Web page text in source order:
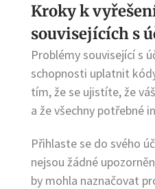
Kroky k
souvisejících s
Problémy související s
schopnosti uplatnit
tím, že se ujistíte, že
a že všechny potřebné
Přihlaste se do svého
nejsou žádné
by mohla naznačovat